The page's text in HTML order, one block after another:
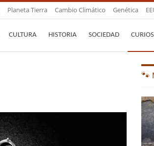
Planeta Tierra Cambio Climático Genética
CULTURA HISTORIA SOCIEDAD
🐾